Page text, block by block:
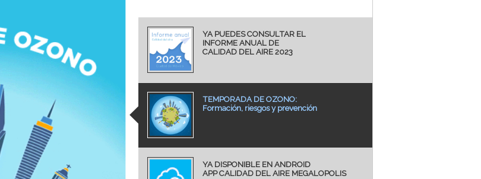
YA PUEDES CONSULTAR EL
INFORME ANUAL DE
CALIDAD DEL AIRE 2023
TEMPORADA DE OZONO:
Formación, riesgos y prevención
YA DISPONIBLE EN ANDROID
APP CALIDAD DEL AIRE MEGALOPOLIS